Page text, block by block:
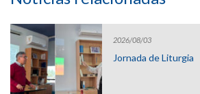
2026/08/03
Jornada de Liturgia